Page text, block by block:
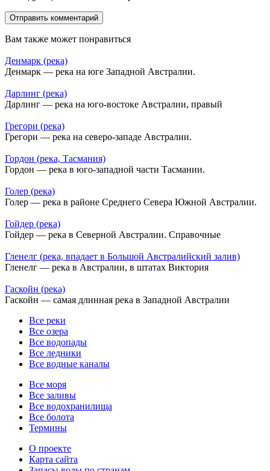
Вам также может понравиться
Денмарк (река)
Денмарк — река на юге Западной Австралии.
Дарлинг (река)
Дарлинг — река на юго-востоке Австралии, правый
Грегори (река)
Грегори — река на северо-западе Австралии.
Гордон (река, Тасмания)
Гордон — река в юго-западной части Тасмании.
Голер (река)
Голер — река в районе Среднего Севера Южной Австралии.
Гойдер (река)
Гойдер — река в Северной Австралии. Справочные
Гленелг (река, впадает в Большой Австралийский залив)
Гленелг — река в Австралии, в штатах Виктория
Гаскойн (река)
Гаскойн — самая длинная река в Западной Австралии
Все реки
Все озера
Все водопады
Все ледники
Все водные каналы
Все моря
Все заливы
Все водохранилища
Все болота
Термины
О проекте
Карта сайта